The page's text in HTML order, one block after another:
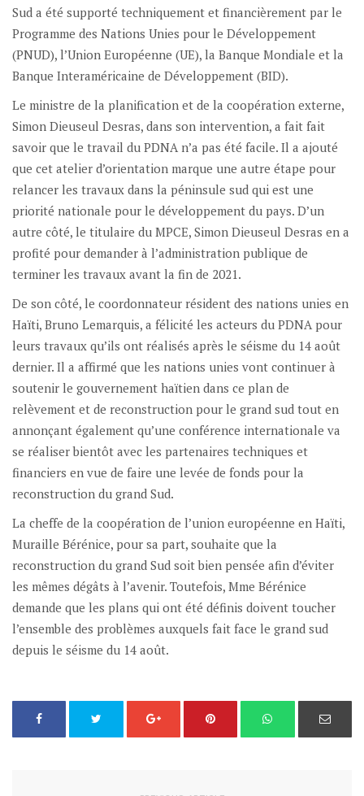
Sud a été supporté techniquement et financièrement par le
Programme des Nations Unies pour le Développement
(PNUD), l’Union Européenne (UE), la Banque Mondiale et la
Banque Interaméricaine de Développement (BID).
Le ministre de la planification et de la coopération externe,
Simon Dieuseul Desras, dans son intervention, a fait fait
savoir que le travail du PDNA n’a pas été facile. Il a ajouté
que cet atelier d’orientation marque une autre étape pour
relancer les travaux dans la péninsule sud qui est une
priorité nationale pour le développement du pays. D’un
autre côté, le titulaire du MPCE, Simon Dieuseul Desras en a
profité pour demander à l’administration publique de
terminer les travaux avant la fin de 2021.
De son côté, le coordonnateur résident des nations unies en
Haïti, Bruno Lemarquis, a félicité les acteurs du PDNA pour
leurs travaux qu’ils ont réalisés après le séisme du 14 août
dernier. Il a affirmé que les nations unies vont continuer à
soutenir le gouvernement haïtien dans ce plan de
relèvement et de reconstruction pour le grand sud tout en
annonçant également qu’une conférence internationale va
se réaliser bientôt avec les partenaires techniques et
financiers en vue de faire une levée de fonds pour la
reconstruction du grand Sud.
La cheffe de la coopération de l’union européenne en Haïti,
Muraille Bérénice, pour sa part, souhaite que la
reconstruction du grand Sud soit bien pensée afin d’éviter
les mêmes dégâts à l’avenir. Toutefois, Mme Bérénice
demande que les plans qui ont été définis doivent toucher
l’ensemble des problèmes auxquels fait face le grand sud
depuis le séisme du 14 août.